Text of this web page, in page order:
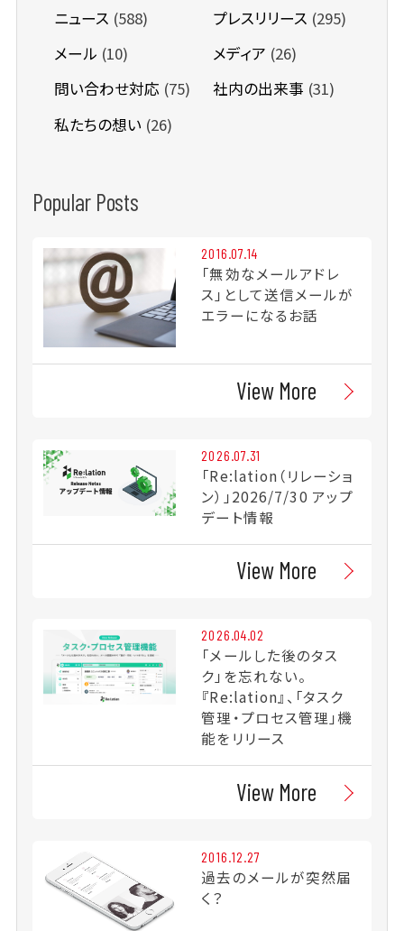
ニュース (588) プレスリリース (295)
メール (10) メディア (26)
問い合わせ対応 (75) 社内の出来事 (31)
私たちの想い (26)
Popular Posts
2016.07.14
「無効なメールアドレ
ス」として送信メールが
エラーになるお話
View More
2026.07.31
「Re:lation（リレーショ
ン）」2026/7/30 アップ
デート情報
View More
2026.04.02
「メールした後のタス
ク」を忘れない。
『Re:lation』、「タスク
管理・プロセス管理」機
能をリリース
View More
2016.12.27
過去のメールが突然届
く？